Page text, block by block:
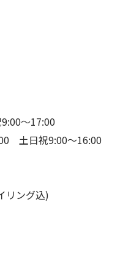
〜17:00
土日祝9:00〜16:00
リング込)